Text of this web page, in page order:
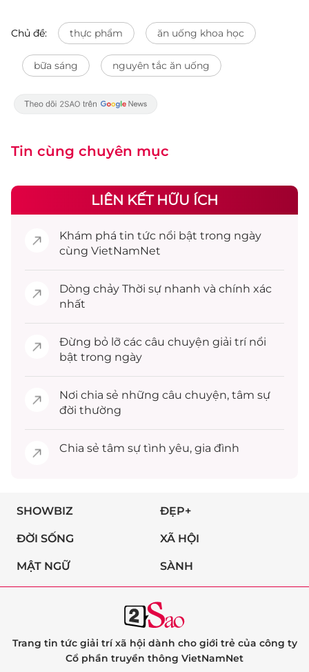
Chủ đề: thực phẩm ăn uống khoa học
bữa sáng nguyên tắc ăn uống
Tin cùng chuyên mục
LIÊN KẾT HỮU ÍCH
Khám phá tin tức nổi bật trong ngày
cùng VietNamNet
Dòng chảy Thời sự nhanh và chính xác
nhất
Đừng bỏ lỡ các câu chuyện giải trínổi
bật trong ngày
Nơi chia sẻ những câu chuyện, tâm sự
đời thường
Chia sẻ tâm sự tình yêu, gia đình
SHOWBIZ ĐẸP+
ĐỜI SỐNG XÃ HỘI
MẬT NGỮ SÀNH
Trang tin tức giải trí xã hội dành cho giới trẻ của công ty
Cổ phần truyền thông VietNamNet